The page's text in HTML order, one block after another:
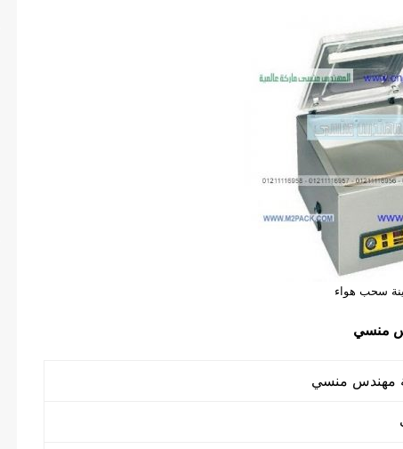
سحب هواء